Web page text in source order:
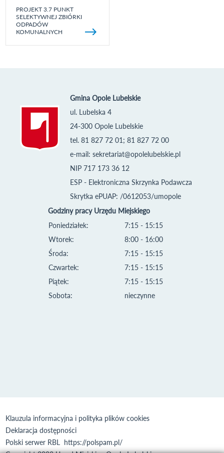
PROJEKT 3.7 PUNKT
SELEKTYWNEJ ZBIÓRKI
ODPADÓW
KOMUNALNYCH
Gmina Opole Lubelskie
ul. Lubelska 4
24-300 Opole Lubelskie
tel. 81 827 72 01; 81 827 72 00
e-mail: sekretariat@opolelubelskie.pl
NIP 717 173 36 12
ESP - Elektroniczna Skrzynka Podawcza
Skrytka ePUAP: /0612053/umopole
Godziny pracy Urzędu Miejskiego
Poniedziałek:
Wtorek:
Środa:
Czwartek:
Piątek:
Sobota:
7:15 - 15:15
8:00 - 16:00
7:15 - 15:15
7:15 - 15:15
7:15 - 15:15
nieczynne
Klauzula informacyjna i polityka plików cookies
Deklaracja dostępności
Polski serwer RBL https://polspam.pl/